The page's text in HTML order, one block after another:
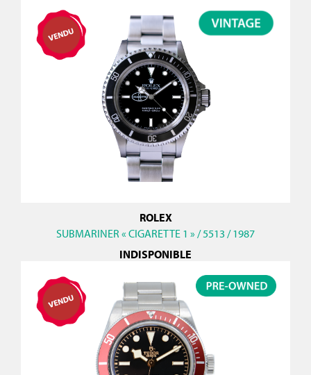
ROLEX
SUBMARINER « CIGARETTE 1 » / 5513 / 1987
INDISPONIBLE